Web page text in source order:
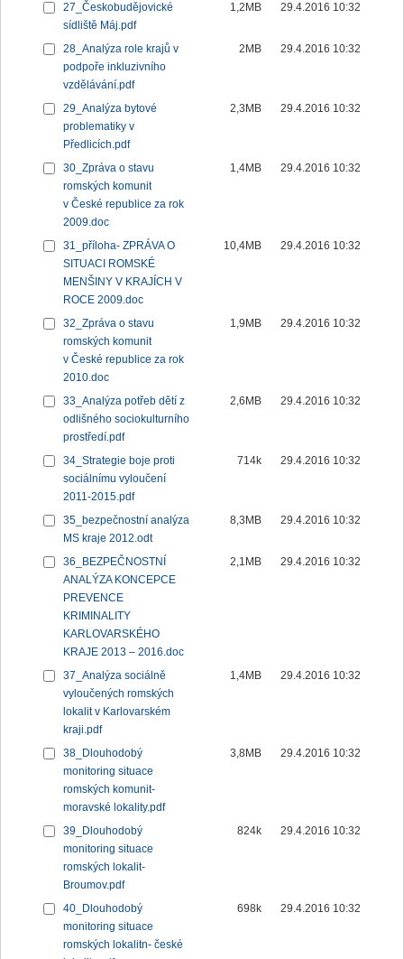
27_Českobudějovické
sídliště Máj.pdf
1,2MB 29.4.2016 10:32
28_Analýza role krajů v
podpoře inkluzivního
vzdělávání.pdf
2MB 29.4.2016 10:32
29_Analýza bytové
problematiky v
Předlicích.pdf
2,3MB 29.4.2016 10:32
30_Zpráva o stavu
romských komunit
v České republice za rok
2009.doc
1,4MB 29.4.2016 10:32
31_příloha- ZPRÁVA O
SITUACI ROMSKÉ
MENŠINY V KRAJÍCH V
ROCE 2009.doc
10,4MB 29.4.2016 10:32
32_Zpráva o stavu
romských komunit
v České republice za rok
2010.doc
1,9MB 29.4.2016 10:32
33_Analýza potřeb dětí z
odlišného sociokulturního
prostředí.pdf
2,6MB 29.4.2016 10:32
34_Strategie boje proti
sociálnímu vyloučení
2011-2015.pdf
714k 29.4.2016 10:32
35_bezpečnostní analýza
MS kraje 2012.odt
8,3MB 29.4.2016 10:32
36_BEZPEČNOSTNÍ
ANALÝZA KONCEPCE
PREVENCE
KRIMINALITY
KARLOVARSKÉHO
KRAJE 2013 – 2016.doc
2,1MB 29.4.2016 10:32
37_Analýza sociálně
vyloučených romských
lokalit v Karlovarském
kraji.pdf
1,4MB 29.4.2016 10:32
38_Dlouhodobý
monitoring situace
romských komunit-
moravské lokality.pdf
3,8MB 29.4.2016 10:32
39_Dlouhodobý
monitoring situace
romských lokalit-
Broumov.pdf
824k 29.4.2016 10:32
40_Dlouhodobý
monitoring situace
romských lokalitn- české
698k 29.4.2016 10:32